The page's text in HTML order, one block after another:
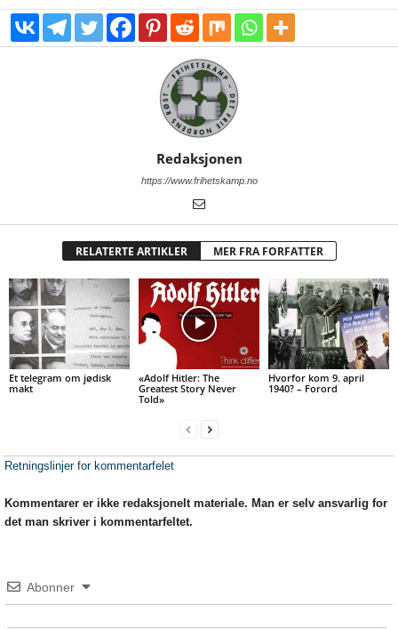
Redaksjonen
https://www.frihetskamp.no
RELATERTE ARTIKLER MER FRA FORFATTER
Et telegram om jødisk
makt
«Adolf Hitler: The
Greatest Story Never
Told»
Hvorfor kom 9. april
1940? – Forord
Retningslinjer for kommentarfelet
Kommentarer er ikke redaksjonelt materiale. Man er selv ansvarlig for
det man skriver i kommentarfeltet.
Abonner